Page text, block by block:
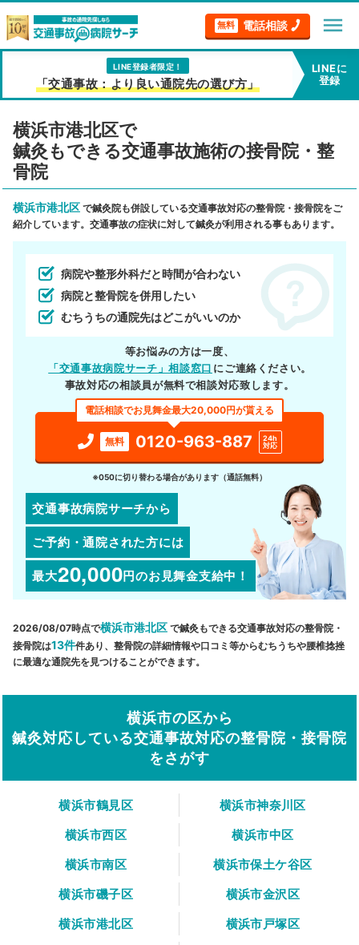
無料 電話相談 menu
LINE登録者限定！
「交通事故：より良い通院先の選び方」
LINEに
登録
横浜市港北区で
鍼灸もできる交通事故施術の接骨院・整
骨院
横浜市港北区 で鍼灸院も併設している交通事故対応の整骨院・接骨院をご
紹介しています。交通事故の症状に対して鍼灸が利用される事もあります。
病院や整形外科だと時間が合わない
病院と整骨院を併用したい
むちうちの通院先はどこがいいのか
等お悩みの方は一度、
「交通事故病院サーチ」相談窓口 にご連絡ください。
事故対応の相談員が無料で相談対応致します。
電話相談でお見舞金最大20,000円が貰える
無料 0120-963-887
24h
対応
※050に切り替わる場合があります（通話無料）
交通事故病院サーチから
ご予約・通院された方には
最大20,000円のお見舞金支給中！
2026/08/07時点で横浜市港北区 で鍼灸もできる交通事故対応の整骨院・
接骨院は13件件あり、整骨院の詳細情報や口コミ等からむちうちや腰椎捻挫
に最適な通院先を見つけることができます。
横浜市の区から
鍼灸対応している交通事故対応の整骨院・接骨院
をさがす
横浜市鶴見区
横浜市神奈川区
横浜市西区
横浜市中区
横浜市南区
横浜市保土ケ谷区
横浜市磯子区
横浜市金沢区
横浜市港北区
横浜市戸塚区